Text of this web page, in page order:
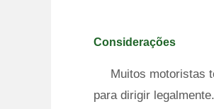
Considerações
Muitos motoristas
para dirigir